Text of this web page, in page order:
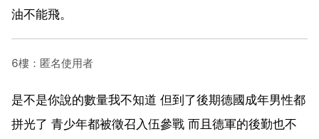
油不能飛。
6樓：匿名使用者
是不是你說的數量我不知道 但到了後期德國成年男性都
拼光了 青少年都被徵召入伍參戰 而且德軍的後勤也不